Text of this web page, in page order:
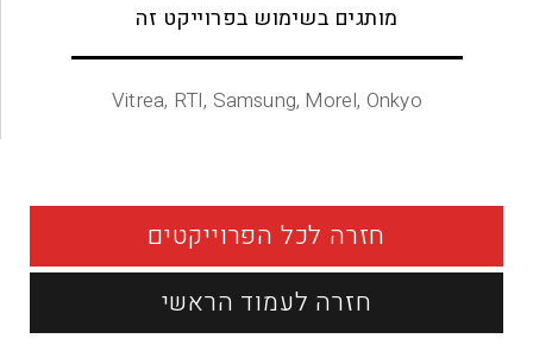
מותגים בשימוש בפרוייקט זה
Vitrea, RTI, Samsung, Morel, Onkyo
חזרה לכל הפרוייקטים
חזרה לעמוד הראשי